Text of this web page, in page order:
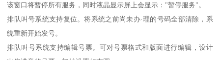
该窗口将暂停所有服务，同时液晶显示屏上会显示："暂停服务"。
排队叫号系统支持复位。将系统之前尚未办·理的号码全部清除，系
统重新开始发号。
排队叫号系统支持编辑号票。可对号票格式和版面进行编辑，设计